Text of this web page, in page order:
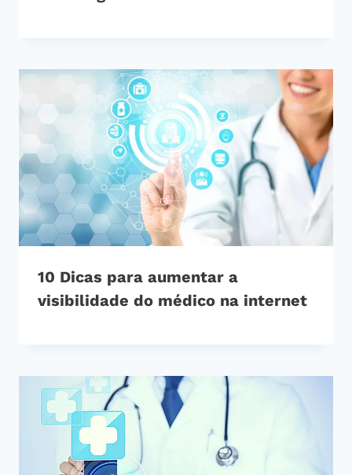
10 Dicas para aumentar a
visibilidade do médico na internet